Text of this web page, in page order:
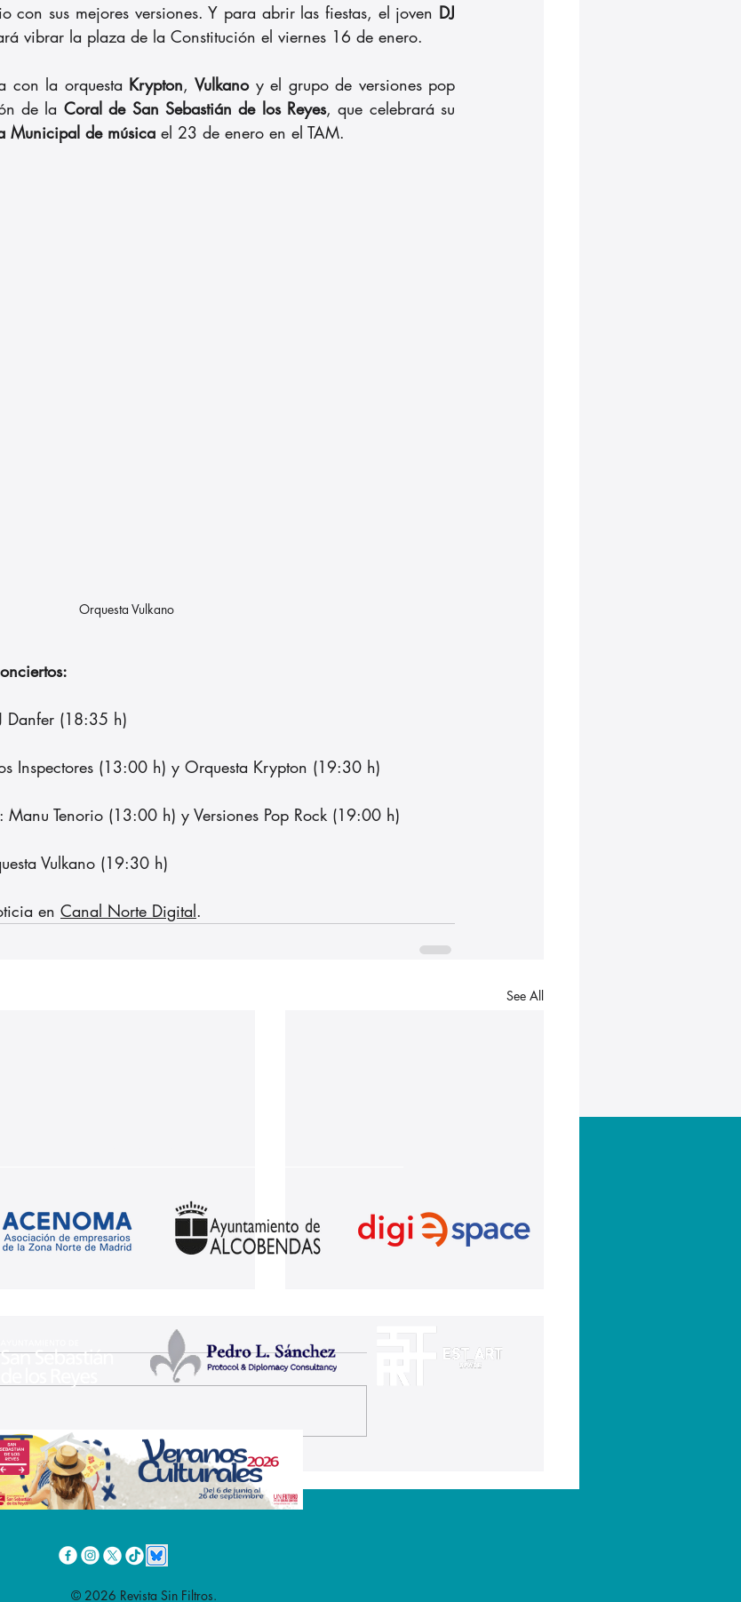
con sus mejores versiones. Y para abrir las fiestas, el joven DJ
vibrar la plaza de la Constitución el viernes 16 de enero.
con la orquesta Krypton, Vulkano y el grupo de versiones pop
de la Coral de San Sebastián de los Reyes, que celebrará su
Municipal de música el 23 de enero en el TAM.
Orquesta Vulkano
Danfer (18:35 h)
Inspectores (13:00 h) y Orquesta Krypton (19:30 h)
Tenorio (13:00 h) y Versiones Pop Rock (19:00 h)
Vulkano (19:30 h)
en Canal Norte Digital.
See All
Las Fiestas de San
Sebastián de los Reyes
se vuelven más inclusivas
© 2026 Revista Sin Filtros.